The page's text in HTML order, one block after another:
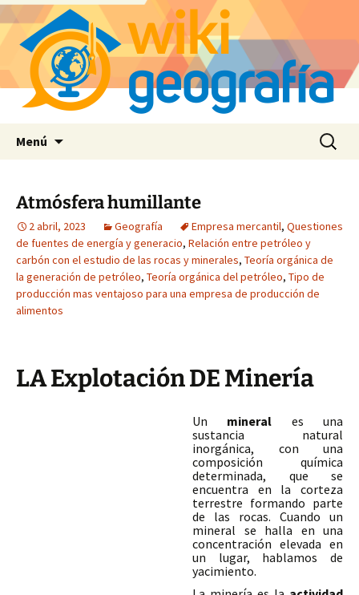
Menú Buscar:
Atmósfera humillante
2 abril, 2023 Geografía Empresa mercantil, Questiones
de fuentes de energía y generacio, Relación entre petróleo y
carbón con el estudio de las rocas y minerales, Teoría orgánica de
la generación de petróleo, Teoría orgánica del petróleo, Tipo de
producción mas ventajoso para una empresa de producción de
alimentos
LA Explotación DE Minería
Un mineral es una
sustancia natural
inorgánica, con una
composición química
determinada, que se
encuentra en la corteza
terrestre formando parte
de las rocas. Cuando un
mineral se halla en una
concentración elevada en
un lugar, hablamos de
yacimiento.